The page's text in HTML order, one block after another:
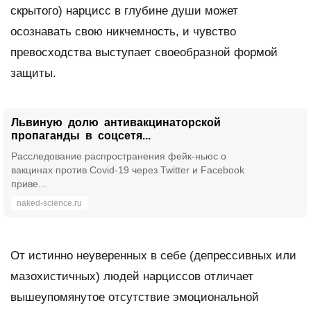
скрытого) нарцисс в глубине души может
осознавать свою никчемность, и чувство
превосходства выступает своеобразной формой
защиты.
Львиную долю антивакцинаторской
пропаганды в соцсетя...
Расследование распространения фейк-ньюс о
вакцинах против Covid-19 через Twitter и Facebook
приве...
naked-science.ru
От истинно неуверенных в себе (депрессивных или
мазохистичных) людей нарциссов отличает
вышеупомянутое отсутствие эмоциональной